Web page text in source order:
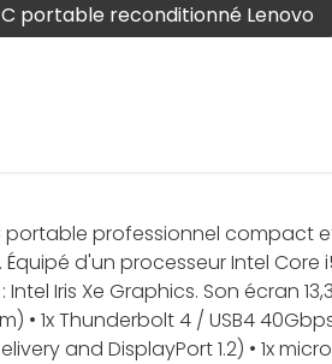
portable reconditionné Lenovo
portable professionnel
d'un processeur Intel
Iris Xe Graphics. Son écran
• 1x Thunderbolt 4 / USB4
and DisplayPort 1.2) • 1x